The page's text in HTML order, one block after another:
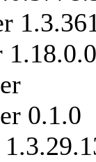
1.18.0.0
0.1.0